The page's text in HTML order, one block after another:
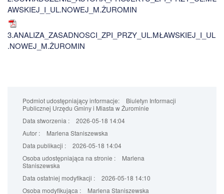
AWSKIEJ_I_UL.NOWEJ_M.ŻUROMIN
3.ANALIZA_ZASADNOSCI_ZPI_PRZY_UL.MŁAWSKIEJ_I_UL
.NOWEJ_M.ŻUROMIN
Podmiot udostępniający informacje:
Biuletyn Informacji
Publicznej Urzędu Gminy i Miasta w Żurominie
Data stworzenia :
2026-05-18 14:04
Autor :
Marlena Staniszewska
Data publikacji :
2026-05-18 14:04
Osoba udostępniająca na stronie :
Marlena
Staniszewska
Data ostatniej modyfikacji :
2026-05-18 14:10
Osoba modyfikująca :
Marlena Staniszewska